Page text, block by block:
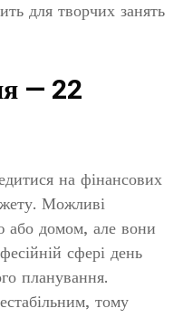
для творчих занять
— 22
на фінансових
Можливі
або домом, але вони
сфері день
планування.
тому